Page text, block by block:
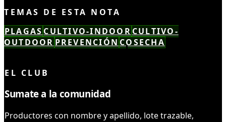
TEMAS DE ESTA NOTA
PLAGAS CULTIVO-INDOOR CULTIVO-
OUTDOOR PREVENCIÓN COSECHA
EL CLUB
Sumate a la comunidad
Productores con nombre y apellido, lote trazable,